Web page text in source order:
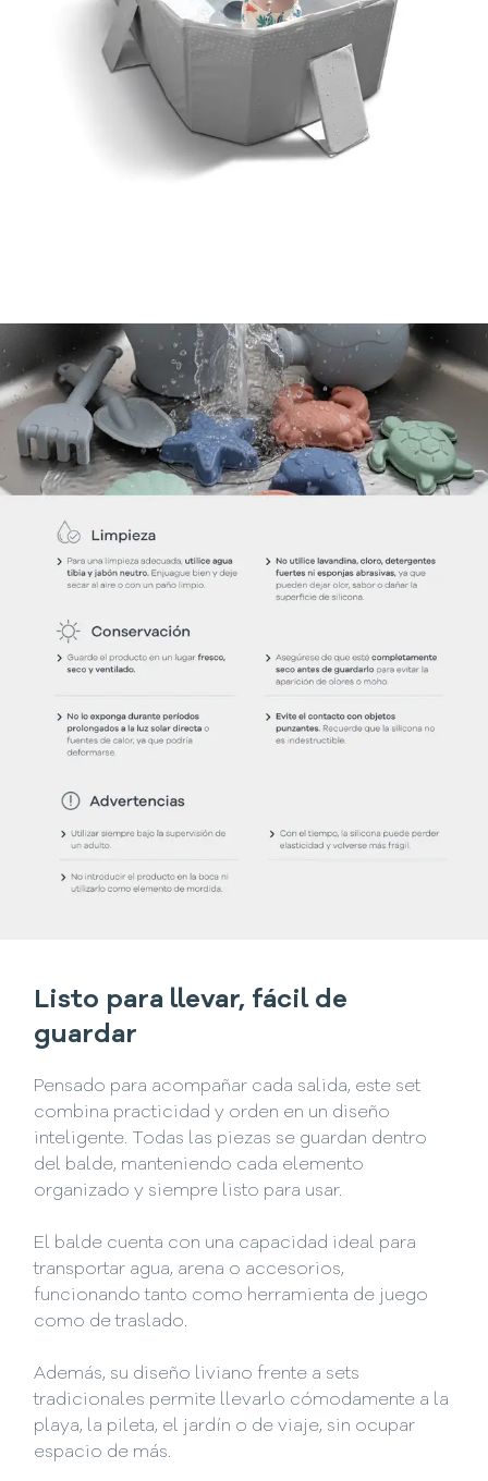
Listo para llevar, fácil de
guardar
Pensado para acompañar cada salida, este set
combina practicidad y orden en un diseño
inteligente. Todas las piezas se guardan dentro
del balde, manteniendo cada elemento
organizado y siempre listo para usar.
El balde cuenta con una capacidad ideal para
transportar agua, arena o accesorios,
funcionando tanto como herramienta de juego
como de traslado.
Además, su diseño liviano frente a sets
tradicionales permite llevarlo cómodamente a la
playa, la pileta, el jardín o de viaje, sin ocupar
espacio de más.